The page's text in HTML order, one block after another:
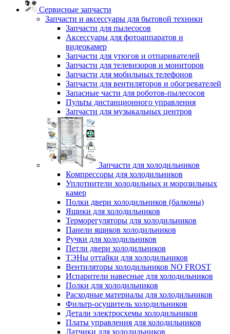
Сервисные запчасти
Запчасти и аксессуары для бытовой техники
Запчасти для пылесосов
Аксессуары для фотоаппаратов и
видеокамер
Запчасти для утюгов и отпаривателей
Запчасти для телевизоров и мониторов
Запчасти для мобильных телефонов
Запчасти для вентиляторов и обогревателей
Запасные части для роботов-пылесосов
Пульты дистанционного управления
Запчасти для музыкальных центров
Запчасти для холодильников
Компрессоры для холодильников
Уплотнители холодильных и морозильных
камер
Полки двери холодильников (балконы)
Ящики для холодильников
Терморегуляторы для холодильников
Панели ящиков холодильников
Ручки для холодильников
Петли двери холодильников
ТЭНы оттайки для холодильников
Вентиляторы холодильников NO FROST
Испарители навесные для холодильников
Полки для холодильников
Расходные материалы для холодильников
Фильтр-осушитель холодильников
Детали электросхемы холодильников
Платы управления для холодильников
Датчики для холодильников